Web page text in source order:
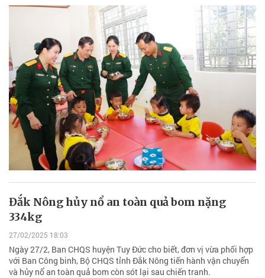
Đắk Nông hủy nổ an toàn quả bom nặng
334kg
27/02/2025 18:03
Ngày 27/2, Ban CHQS huyện Tuy Đức cho biết, đơn vị vừa phối hợp
với Ban Công binh, Bộ CHQS tỉnh Đắk Nông tiến hành vận chuyển
và hủy nổ an toàn quả bom còn sót lại sau chiến tranh.